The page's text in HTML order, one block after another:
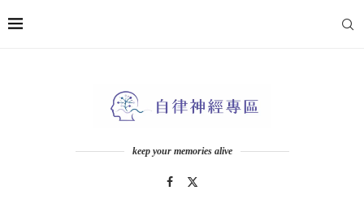
keep your memories alive